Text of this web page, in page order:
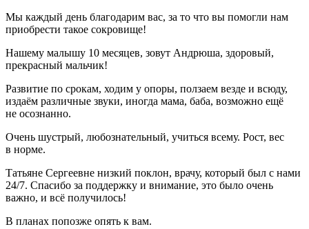
Мы каждый день благодарим вас, за то что вы помогли нам
приобрести такое сокровище!
Нашему малышу 10 месяцев, зовут Андрюша, здоровый,
прекрасный мальчик!
Развитие по срокам, ходим у опоры, ползаем везде и всюду,
издаём различные звуки, иногда мама, баба, возможно ещё
не осознанно.
Очень шустрый, любознательный, учиться всему. Рост, вес
в норме.
Татьяне Сергеевне низкий поклон, врачу, который был с нами
24/7. Спасибо за поддержку и внимание, это было очень
важно, и всё получилось!
В планах попозже опять к вам.